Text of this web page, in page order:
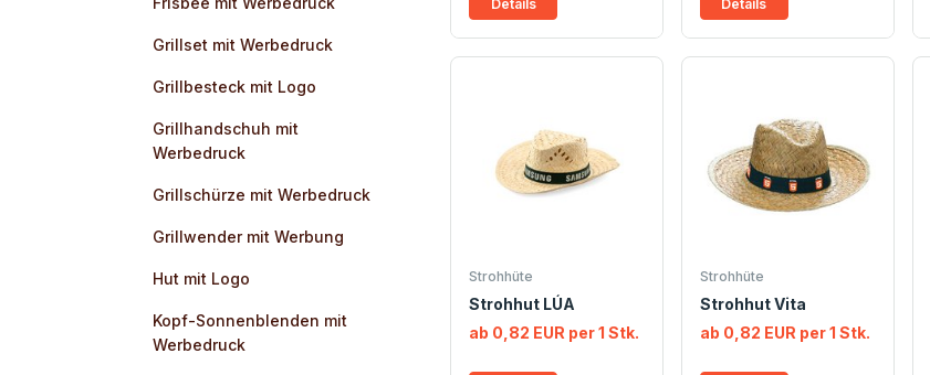
Grillset mit Werbedruck
Grillbesteck mit Logo
Grillhandschuh mit
Werbedruck
Grillschürze mit Werbedruck
Grillwender mit Werbung
Hut mit Logo
Kopf-Sonnenblenden mit
Werbedruck
Details
Details
Strohhüte
Strohhut LÚA
ab 0,82 EUR per 1 Stk.
Strohhüte
Strohhut Vita
ab 0,82 EUR per 1 Stk.